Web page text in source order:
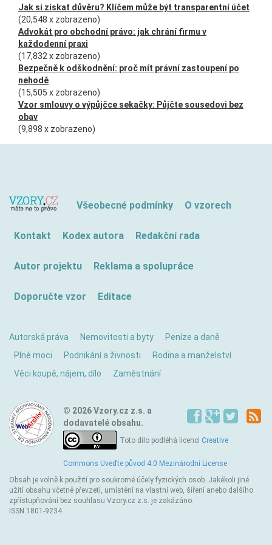
Jak si získat důvěru? Klíčem může být transparentní účet
(20,548 x zobrazeno)
Advokát pro obchodní právo: jak chrání firmu v
každodenní praxi
(17,832 x zobrazeno)
Bezpečně k odškodnění: proč mít právní zastoupení po
nehodě
(15,505 x zobrazeno)
Vzor smlouvy o výpůjčce sekačky: Půjčte sousedovi bez
obav
(9,898 x zobrazeno)
Všeobecné podmínky O vzorech
Kontakt Kodex autora Redakční rada
Autor projektu Reklama a spolupráce
Doporučte vzor Editace
Autorská práva Nemovitosti a byty
Peníze a daně
Plné moci
Podnikání a živnosti
Rodina a manželství
Věci koupě, nájem, dílo
Zaměstnání
© 2026 Vzory.cz z.s. a
dodavatelé obsahu.
Toto dílo podléhá licenci Creative
Commons Uveďte původ 4.0 Mezinárodní License
Obsah je volně k použití pro soukromé účely fyzických osob. Jakékoli jiné
užití obsahu včetně převzetí, umístění na vlastní web, šíření anebo dalšího
zpřístupňování bez souhlasu Vzory.cz z.s. je zakázáno.
ISSN 1801-9234